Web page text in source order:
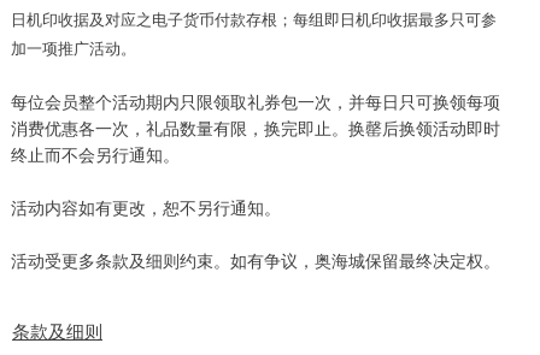
日机印收据及对应之电子货币付款存根； 每组即日机印收据最多只可参
加一项推广活动。
每位会员整个活动期内只限领取礼券包一次，并每日只可换领每项
消费优惠各一次，礼品数量有限，换完即止。换罄后换领活动即时
终止而不会另行通知。
活动内容如有更改，恕不另行通知。
活动受更多条款及细则约束。如有争议，奥海城保留最终决定权。
条款及细则